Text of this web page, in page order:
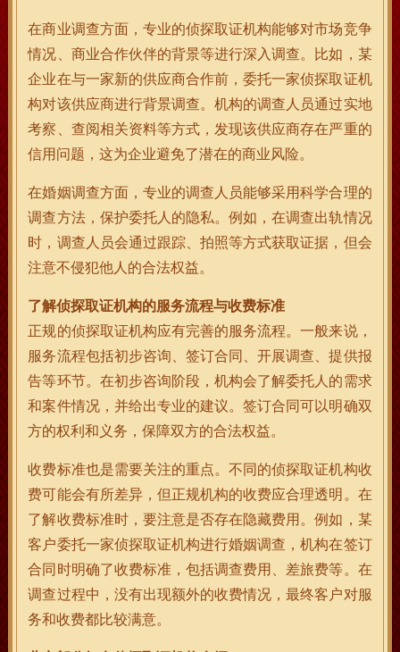
在商业调查方面，专业的侦探取证机构能够对市场竞争
情况、商业合作伙伴的背景等进行深入调查。比如，某
企业在与一家新的供应商合作前，委托一家侦探取证机
构对该供应商进行背景调查。机构的调查人员通过实地
考察、查阅相关资料等方式，发现该供应商存在严重的
信用问题，这为企业避免了潜在的商业风险。
在婚姻调查方面，专业的调查人员能够采用科学合理的
调查方法，保护委托人的隐私。例如，在调查出轨情况
时，调查人员会通过跟踪、拍照等方式获取证据，但会
注意不侵犯他人的合法权益。
了解侦探取证机构的服务流程与收费标准
正规的侦探取证机构应有完善的服务流程。一般来说，
服务流程包括初步咨询、签订合同、开展调查、提供报
告等环节。在初步咨询阶段，机构会了解委托人的需求
和案件情况，并给出专业的建议。签订合同可以明确双
方的权利和义务，保障双方的合法权益。
收费标准也是需要关注的重点。不同的侦探取证机构收
费可能会有所差异，但正规机构的收费应合理透明。在
了解收费标准时，要注意是否存在隐藏费用。例如，某
客户委托一家侦探取证机构进行婚姻调查，机构在签订
合同时明确了收费标准，包括调查费用、差旅费等。在
调查过程中，没有出现额外的收费情况，最终客户对服
务和收费都比较满意。